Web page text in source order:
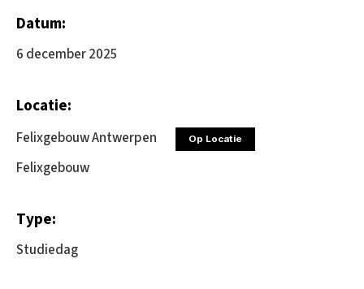
Datum:
6 december 2025
Locatie:
Felixgebouw Antwerpen Op Locatie
Felixgebouw
Type:
Studiedag